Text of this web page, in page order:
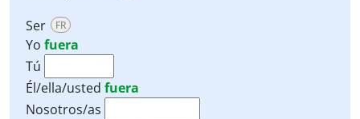
Ser FR
Yo fuera
Tú
Él/ella/usted fuera
Nosotros/as